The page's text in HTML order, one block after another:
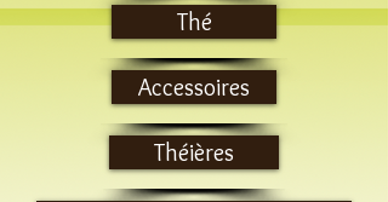
Thé
Accessoires
Théières